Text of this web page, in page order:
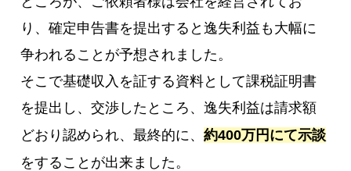
り、確定申告書を提出すると逸失利益も大幅に
争われることが予想されました。
そこで基礎収入を証する資料として課税証明書
を提出し、交渉したところ、逸失利益は請求額
どおり認められ、最終的に、約400万円にて示談
をすることが出来ました。